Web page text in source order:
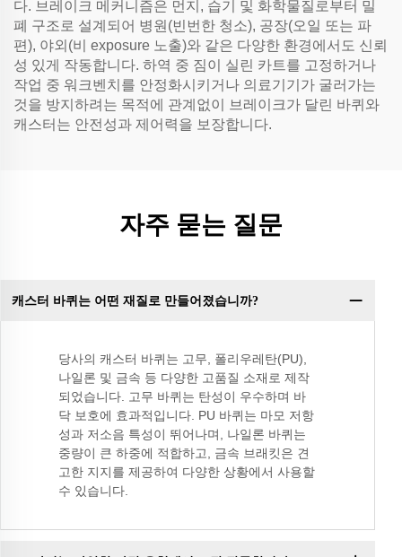
다. 브레이크 메커니즘은 먼지, 습기 및 화학물질로부터 밀
폐 구조로 설계되어 병원(빈번한 청소), 공장(오일 또는 파
편), 야외(비 exposure 노출)와 같은 다양한 환경에서도 신뢰
성 있게 작동합니다. 하역 중 짐이 실린 카트를 고정하거나
작업 중 워크벤치를 안정화시키거나 의료기기가 굴러가는
것을 방지하려는 목적에 관계없이 브레이크가 달린 바퀴와
캐스터는 안전성과 제어력을 보장합니다.
자주 묻는 질문
캐스터 바퀴는 어떤 재질로 만들어졌습니까?
당사의 캐스터 바퀴는 고무, 폴리우레탄(PU),
나일론 및 금속 등 다양한 고품질 소재로 제작
되었습니다. 고무 바퀴는 탄성이 우수하며 바
닥 보호에 효과적입니다. PU 바퀴는 마모 저항
성과 저소음 특성이 뛰어나며, 나일론 바퀴는
중량이 큰 하중에 적합하고, 금속 브래킷은 견
고한 지지를 제공하여 다양한 상황에서 사용할
수 있습니다.